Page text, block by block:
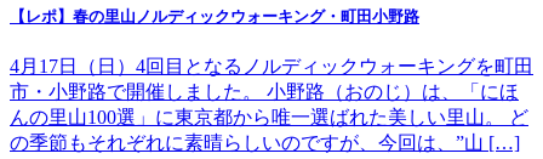
【レポ】春の里山ノルディックウォーキング・町田小野路
4月17日（日）4回目となるノルディックウォーキングを町田
市・小野路で開催しました。 小野路（おのじ）は、「にほ
んの里山100選」に東京都から唯一選ばれた美しい里山。 ど
の季節もそれぞれに素晴らしいのですが、今回は、”山 […]